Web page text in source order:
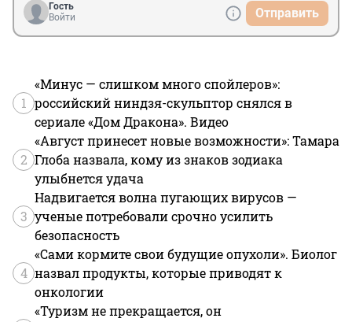
Гость
Войти
Отправить
1
«Минус — слишком много спойлеров»:
российский ниндзя-скульптор снялся в
сериале «Дом Дракона». Видео
2
«Август принесет новые возможности»: Тамара
Глоба назвала, кому из знаков зодиака
улыбнется удача
3
Надвигается волна пугающих вирусов —
ученые потребовали срочно усилить
безопасность
4
«Сами кормите свои будущие опухоли». Биолог
назвал продукты, которые приводят к
онкологии
«Туризм не прекращается, он